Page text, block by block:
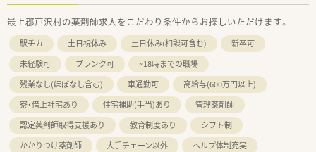
最上郡戸沢村の薬剤師求人をこだわり条件からお探しいただけます。
駅チカ 土日祝休み 土日休み(相談可含む)
新卒可
未経験可
ブランク可
~18時までの職場
残業なし(ほぼなし含む)
車通勤可
高給与(600万円以上)
寮・借上社宅あり
住宅補助(手当)あり
管理薬剤師
認定薬剤師取得支援あり
教育制度あり
シフト制
かかりつけ薬剤師
大手チェーン以外
ヘルプ体制充実